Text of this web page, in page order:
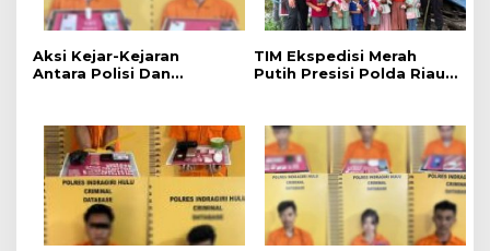
Aksi Kejar-Kejaran
Antara Polisi Dan
Polres Inhu Ringkus Dua
Pelaku
TIM Ekspedisi Merah
Putih Presisi Polda Riau
Semangat Merah Putih
Hadirkan Kepedulian
Nyata untuk Negeri